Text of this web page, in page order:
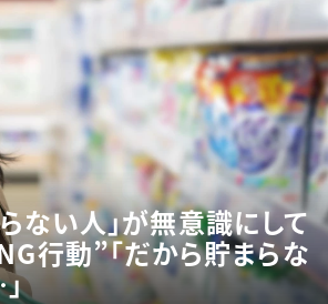
ない人」が無意識にして
行動”「だから貯まらな